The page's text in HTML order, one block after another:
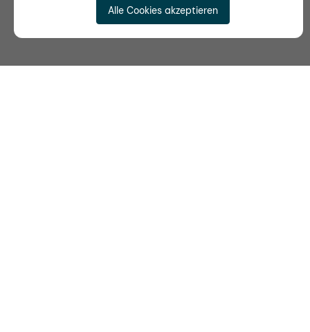
Alle Cookies akzeptieren